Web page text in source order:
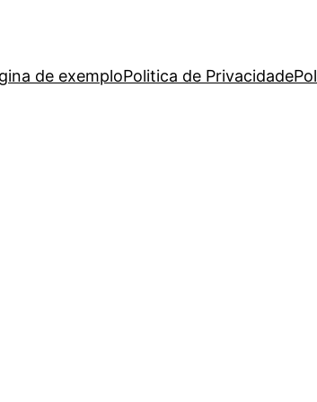
de exemploPolitica de Privacidade